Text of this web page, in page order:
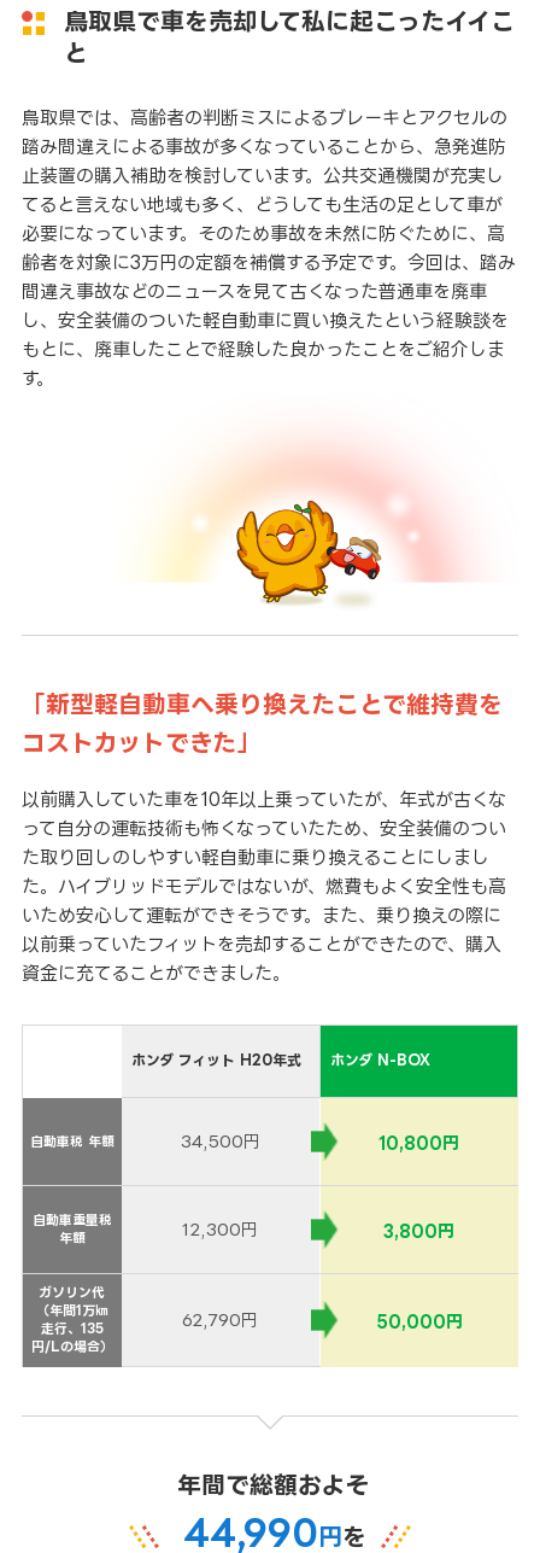
鳥取県で車を売却して私に起こったイイこ
と
鳥取県では、高齢者の判断ミスによるブレーキとアクセルの
踏み間違えによる事故が多くなっていることから、急発進防
止装置の購入補助を検討しています。公共交通機関が充実し
てると言えない地域も多く、どうしても生活の足として車が
必要になっています。そのため事故を未然に防ぐために、高
齢者を対象に3万円の定額を補償する予定です。今回は、踏み
間違え事故などのニュースを見て古くなった普通車を廃車
し、安全装備のついた軽自動車に買い換えたという経験談を
もとに、廃車したことで経験した良かったことをご紹介しま
す。
「新型軽自動車へ乗り換えたことで維持費を
コストカットできた」
以前購入していた車を10年以上乗っていたが、年式が古くな
って自分の運転技術も怖くなっていたため、安全装備のつい
た取り回しのしやすい軽自動車に乗り換えることにしまし
た。ハイブリッドモデルではないが、燃費もよく安全性も高
いため安心して運転ができそうです。また、乗り換えの際に
以前乗っていたフィットを売却することができたので、購入
資金に充てることができました。
ホンダ フィット H20年式
自動車税 年額 34,500円
自動車重量税
年額
12,300円
ガソリン代
（年間1万㎞
走行、135
円/Lの場合）
62,790円
ホンダ N-BOX
自動車税 年額 10,800円
自動車重量税
年額
3,800円
ガソリン代
（年間1万㎞
走行、135
円/Lの場合）
50,000円
年間で総額およそ
44,990円を